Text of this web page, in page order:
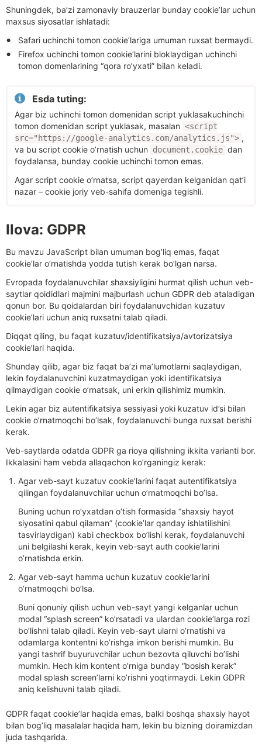
Shuningdek, ba’zi zamonaviy brauzerlar bunday cookie’lar uchun
maxsus siyosatlar ishlatadi:
Safari uchinchi tomon cookie’lariga umuman ruxsat bermaydi.
Firefox uchinchi tomon cookie’larini bloklaydigan uchinchi
tomon domenlarining “qora ro’yxati” bilan keladi.
Esda tuting:
Agar biz uchinchi tomon domenidan script yuklasakuchinchi
tomon domenidan script yuklasak, masalan <script
src="https://google-analytics.com/analytics.js"> ,
va bu script cookie o’rnatish uchun
document.cookie dan
foydalansa, bunday cookie uchinchi tomon emas.
Agar script cookie o’rnatsa, script qayerdan kelganidan qat’i
nazar – cookie joriy veb-sahifa domeniga tegishli.
Ilova: GDPR
Bu mavzu JavaScript bilan umuman bog’liq emas, faqat
cookie’lar o’rnatishda yodda tutish kerak bo’lgan narsa.
Evropada foydalanuvchilar shaxsiyligini hurmat qilish uchun veb-
saytlar qoididlari majmini majburlash uchun GDPR deb ataladigan
qonun bor. Bu qoidalardan biri foydalanuvchidan kuzatuv
cookie’lari uchun aniq ruxsatni talab qiladi.
Diqqat qiling, bu faqat kuzatuv/identifikatsiya/avtorizatsiya
cookie’lari haqida.
Shunday qilib, agar biz faqat ba’zi ma’lumotlarni saqlaydigan,
lekin foydalanuvchini kuzatmaydigan yoki identifikatsiya
qilmaydigan cookie o’rnatsak, uni erkin qilishimiz mumkin.
Lekin agar biz autentifikatsiya sessiyasi yoki kuzatuv id’si bilan
cookie o’rnatmoqchi bo’lsak, foydalanuvchi bunga ruxsat berishi
kerak.
Veb-saytlarda odatda GDPR ga rioya qilishning ikkita varianti bor.
Ikkalasini ham vebda allaqachon ko’rganingiz kerak:
Agar veb-sayt kuzatuv cookie’larini faqat autentifikatsiya
qilingan foydalanuvchilar uchun o’rnatmoqchi bo’lsa.
Buning uchun ro’yxatdan o’tish formasida “shaxsiy hayot
siyosatini qabul qilaman” (cookie’lar qanday ishlatilishini
tasvirlaydigan) kabi checkbox bo’lishi kerak, foydalanuvchi
uni belgilashi kerak, keyin veb-sayt auth cookie’larini
o’rnatishda erkin.
Agar veb-sayt hamma uchun kuzatuv cookie’larini
o’rnatmoqchi bo’lsa.
Buni qonuniy qilish uchun veb-sayt yangi kelganlar uchun
modal “splash screen” ko’rsatadi va ulardan cookie’larga rozi
bo’lishni talab qiladi. Keyin veb-sayt ularni o’rnatishi va
odamlarga kontentni ko’rishga imkon berishi mumkin. Bu
yangi tashrif buyuruvchilar uchun bezovta qiluvchi bo’lishi
mumkin. Hech kim kontent o’rniga bunday “bosish kerak”
modal splash screen’larni ko’rishni yoqtirmaydi. Lekin GDPR
aniq kelishuvni talab qiladi.
GDPR faqat cookie’lar haqida emas, balki boshqa shaxsiy hayot
bilan bog’liq masalalar haqida ham, lekin bu bizning doiramizdan
juda tashqarida.